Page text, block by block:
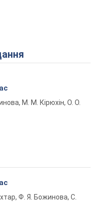
Video
М. М. Кірюхін, О. О.
Ф. Я. Божинова, С.